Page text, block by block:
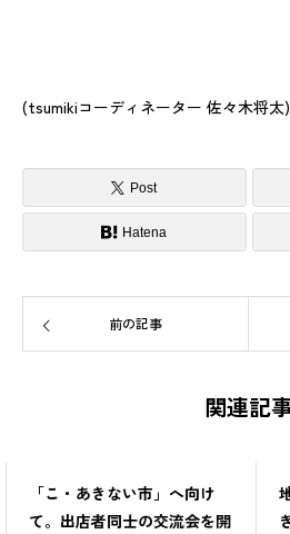
(tsumikiコーディネーター 佐々木将太)
Post
Hatena
前の記事
関連記
「こ・あきない市」へ向け
て。出店者同士の交流会を開